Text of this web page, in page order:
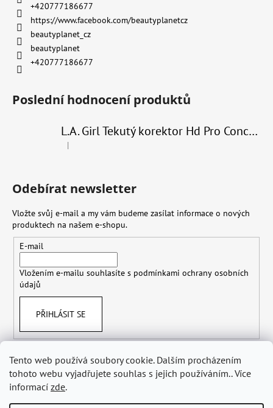
Tento web používá soubory cookie. Dalším procházením
tohoto webu vyjadřujete souhlas s jejich používáním.. Více
informací zde.
+420777186677
https://www.facebook.com/beautyplanetcz
beautyplanet_cz
beautyplanet
+420777186677
Poslední hodnocení produktů
L.A. Girl Tekutý korektor Hd Pro Conceal 8 g
Hodnocení produktu je 4 z 5 hvězdiček.
|
Odebírat newsletter
Vložte svůj e-mail a my vám budeme zasílat informace o nových
produktech na našem e-shopu.
E-mail
Vložením e-mailu souhlasíte s podmínkami ochrany osobních
údajů
PŘIHLÁSIT SE
Obchodní podmínky Doprava Ochrana osobních údajů GDPR